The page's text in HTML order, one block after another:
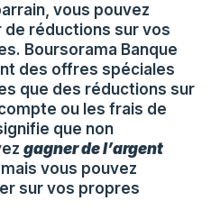
vous pouvez
réductions sur vos
Boursorama Banque
des offres spéciales
que des réductions sur
ou les frais de
que non
gagner de l’argent
mais vous pouvez
sur vos propres